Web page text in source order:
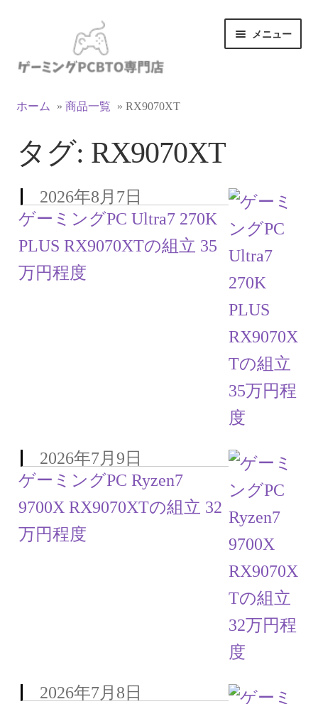
ゲ
ョ
へ
ス
キ
ッ
プ
テ
へ
キ
ッ
プ
メニュー
支払い
お買い物カゴ
お買い物ガイド
LINEでお問い合わせ
ホーム » 商品一覧 » RX9070XT
タグ: RX9070XT
ゲーミングPC Ultra7 270K
PLUS RX9070XTの組立 35
万円程度
2026年8月7日
ゲーミングPC Ryzen7
9700X RX9070XTの組立 32
万円程度
2026年7月9日
2026年7月8日